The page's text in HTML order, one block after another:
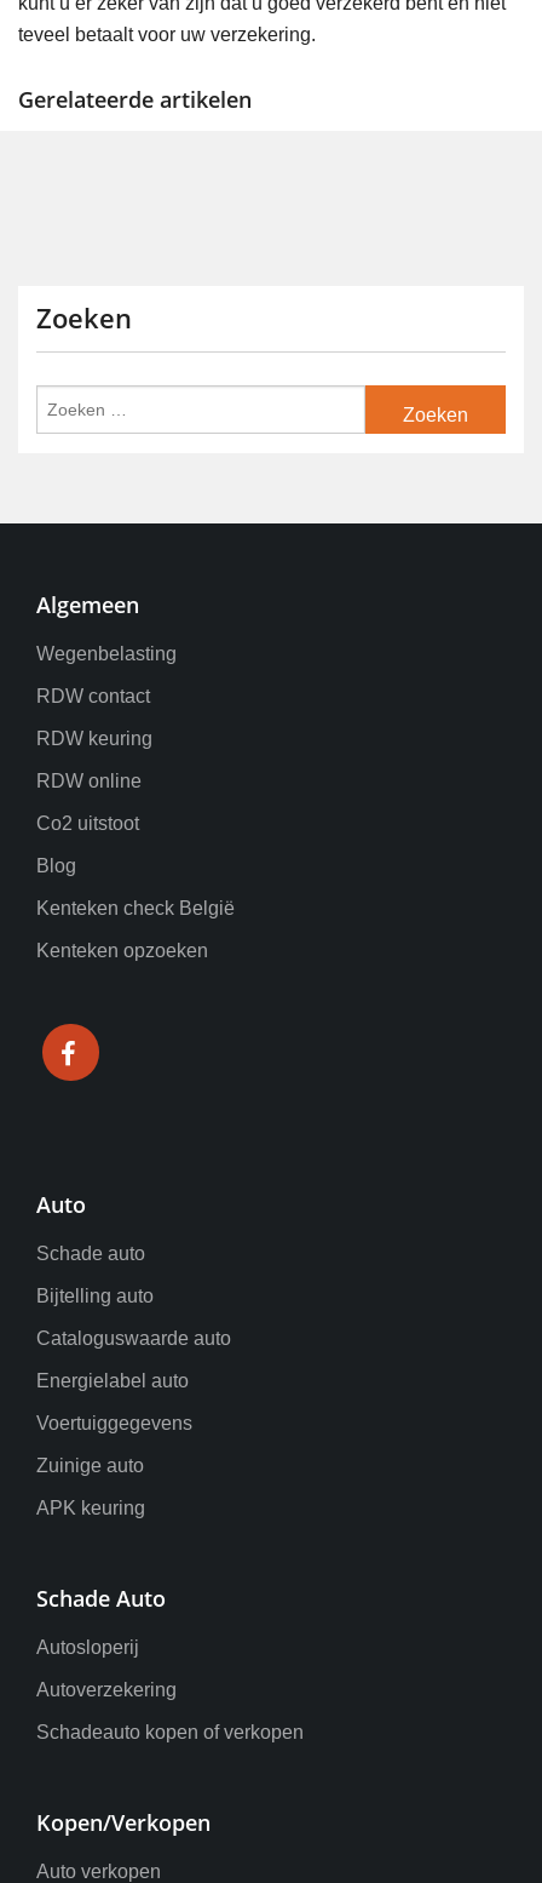
teveel betaalt voor uw verzekering.
Gerelateerde artikelen
Zoeken
Algemeen
Wegenbelasting
RDW contact
RDW keuring
RDW online
Co2 uitstoot
Blog
Kenteken check België
Kenteken opzoeken
Auto
Schade auto
Bijtelling auto
Cataloguswaarde auto
Energielabel auto
Voertuiggegevens
Zuinige auto
APK keuring
Schade Auto
Autosloperij
Autoverzekering
Schadeauto kopen of verkopen
Kopen/Verkopen
Auto verkopen